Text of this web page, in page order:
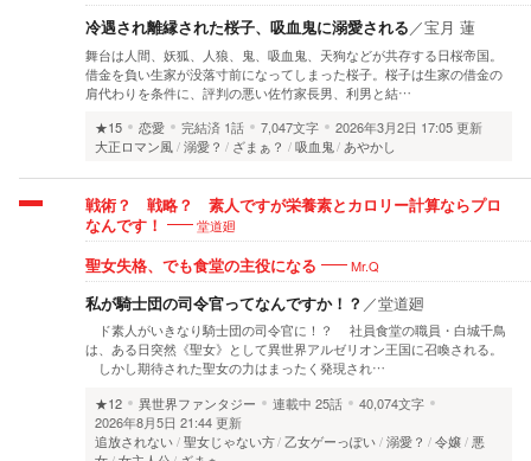
冷遇され離縁された桜子、吸血鬼に溺愛される／宝月 蓮
舞台は人間、妖狐、人狼、鬼、吸血鬼、天狗などが共存する日桜帝国。
借金を負い生家が没落寸前になってしまった桜子。桜子は生家の借金の
肩代わりを条件に、評判の悪い佐竹家長男、利男と結…
★15
恋愛 完結済 1話 7,047文字
2026年3月2日 17:05 更新
大正ロマン風
溺愛？ ざまぁ？ 吸血鬼 あやかし
戦術？ 戦略？ 素人ですが栄養素とカロリー計算ならプロ
なんです！
堂道廻
聖女失格、でも食堂の主役になる Mr.Q
私が騎士団の司令官ってなんですか！？ ／堂道廻
ド素人がいきなり騎士団の司令官に！？ 社員食堂の職員・白城千鳥
は、ある日突然《聖女》として異世界アルゼリオン王国に召喚される。
しかし期待された聖女の力はまったく発現され…
★12
異世界ファンタジー 連載中 25話
40,074文字
2026年8月5日 21:44 更新
追放されない 聖女じゃない方 乙女ゲーっぽい 溺愛？ 令嬢
悪